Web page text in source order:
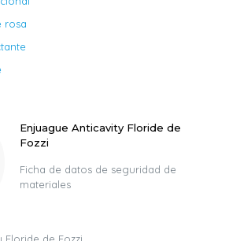
rosa
Enjuague Anticavity Floride de
Fozzi
Ficha de datos de seguridad de
materiales